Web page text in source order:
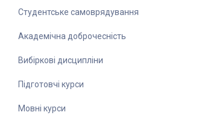
Студентське самоврядування
Академічна доброчесність
Вибіркові дисципліни
Підготовчі курси
Мовні курси